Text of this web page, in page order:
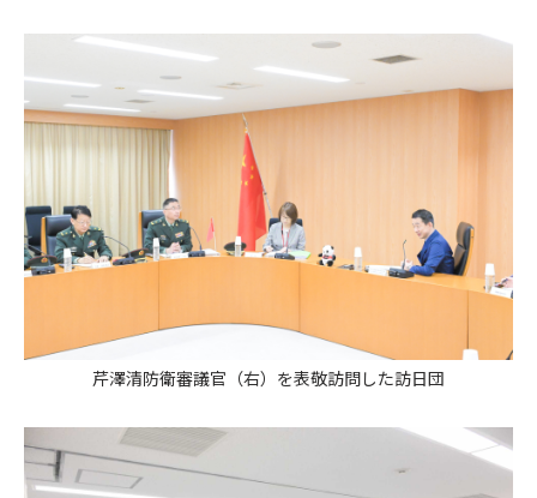
芹澤清防衛審議官（右）を表敬訪問した訪日団